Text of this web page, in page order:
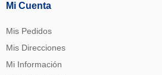
Mi Cuenta
Mis Pedidos
Mis Direcciones
Mi Información